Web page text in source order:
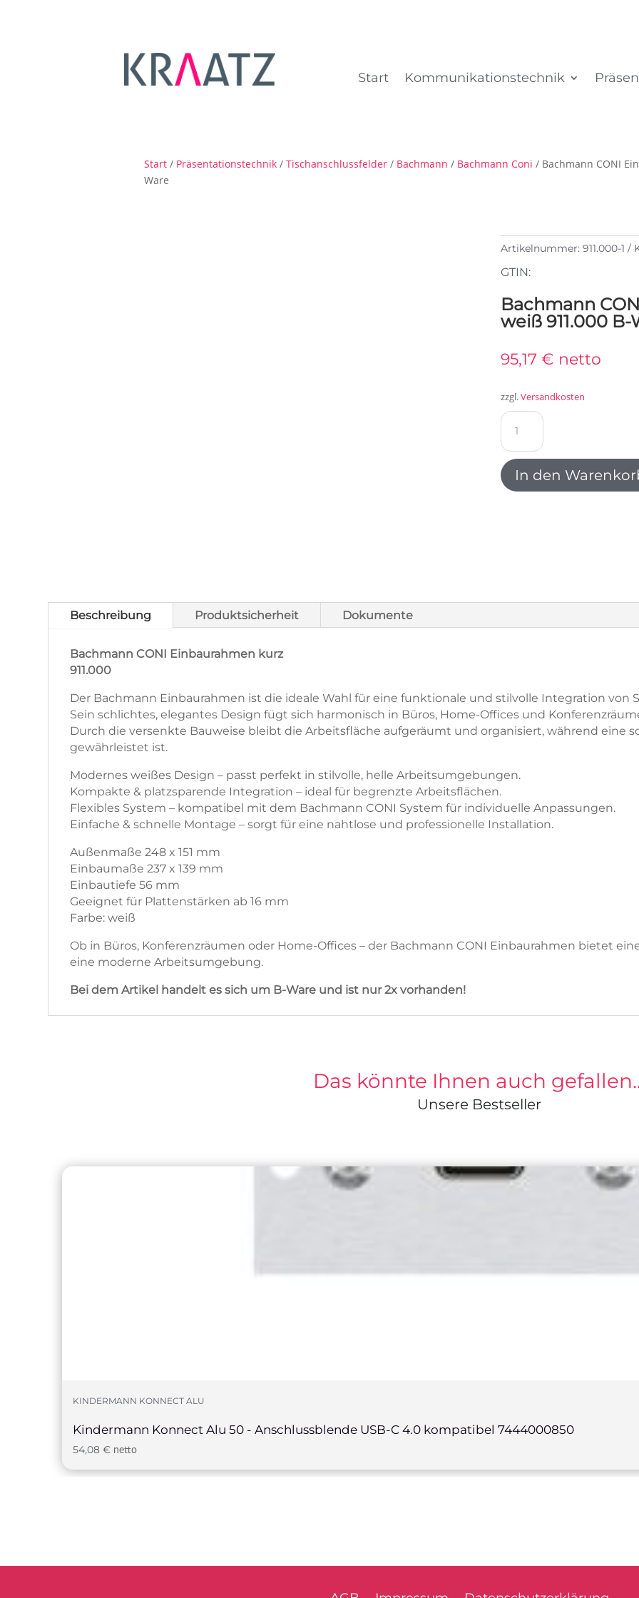
Start Kommunikationstechnik
Start/ Präsentationstechnik/ Tischanschlussfelder/ Bachmann / Bachmann Coni / Bachmann CONI
Ware
Artikelnummer: 911.000-1
GTIN:
Bachmann
weiß 911.000 B-
95,17 € netto
zzgl.Versandkosten
Bachmann
CONI
Einbaurahmen
kurz
weiß
In den
Beschreibung Produktsicherheit Dokumente
Bachmann CONI Einbaurahmen kurz
911.000
Der Bachmann Einbaurahmen ist die ideale Wahl für eine funktionale und stilvolle Integration von
Sein schlichtes, elegantes Design fügt sich harmonisch in Büros, Home-Offices und
Durch die versenkte Bauweise bleibt die Arbeitsfläche aufgeräumt und organisiert, während eine
gewährleistet ist.
Modernes weißes Design – passt perfekt in stilvolle, helle Arbeitsumgebungen.
Kompakte & platzsparende Integration – ideal für begrenzte Arbeitsflächen.
Flexibles System – kompatibel mit dem Bachmann CONI System für individuelle Anpassungen.
Einfache & schnelle Montage – sorgt für eine nahtlose und professionelle Installation.
Außenmaße 248 x 151 mm
Einbaumaße 237 x 139 mm
Einbautiefe 56 mm
Geeignet für Plattenstärken ab 16 mm
Farbe: weiß
Ob in Büros, Konferenzräumen oder Home-Offices – der Bachmann CONI Einbaurahmen bietet
eine moderne Arbeitsumgebung.
Bei dem Artikel handelt es sich um B-Ware und ist nur 2x vorhanden!
Das könnte Ihnen auch
Unsere Bestseller
KINDERMANN KONNECT ALU
Kindermann Konnect Alu 50 - Anschlussblende USB-C 4.0 kompatibel 7444000850
54,08€ netto